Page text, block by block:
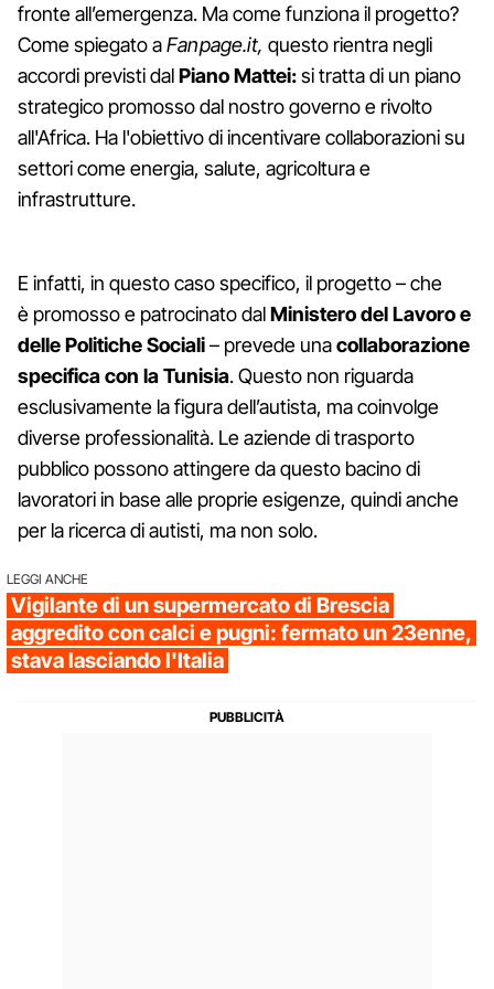
fronte all’emergenza. Ma come funziona il progetto?
Come spiegato aFanpage.it, questo rientra negli
accordi previsti dalPiano Mattei:si tratta di un piano
strategico promosso dal nostro governo e rivolto
all'Africa. Ha l'obiettivo di incentivare collaborazioni su
settori come energia, salute, agricoltura e
infrastrutture.
E infatti, in questo caso specifico, il progetto – che
è promosso e patrocinato dalMinistero del Lavoro e
delle Politiche Sociali– prevede unacollaborazione
specifica con la Tunisia. Questo non riguarda
esclusivamente la figura dell’autista, ma coinvolge
diverse professionalità. Le aziende di trasporto
pubblico possono attingere da questo bacino di
lavoratori in base alle proprie esigenze, quindi anche
per la ricerca di autisti, ma non solo.
LEGGI ANCHE
Vigilante di un supermercato di Brescia
aggredito con calci e pugni: fermato un 23enne,
stava lasciando l'Italia